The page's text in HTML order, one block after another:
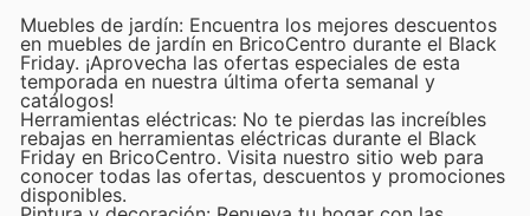
Muebles de jardín: Encuentra los mejores descuentos
en muebles de jardín en BricoCentro durante el Black
Friday. ¡Aprovecha las ofertas especiales de esta
temporada en nuestra última oferta semanal y
catálogos!
Herramientas eléctricas: No te pierdas las increíbles
rebajas en herramientas eléctricas durante el Black
Friday en BricoCentro. Visita nuestro sitio web para
conocer todas las ofertas, descuentos y promociones
disponibles.